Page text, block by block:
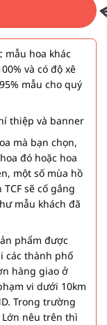
mẫu hoa khác
và có độ xê
mẫu cho quý
thiệp và banner
mà bạn chọn,
đó hoặc hoa
một số mùa hồ
sẽ cố gắng
mẫu khách đã
phẩm được
các thành phố
hàng giao ở
vi dưới 10km
Trong trường
nêu trên thì